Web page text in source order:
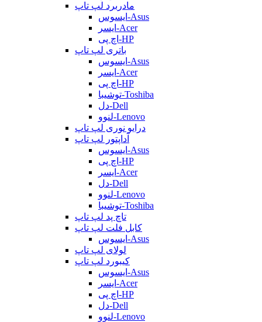
مادربرد لپ تاپ
ایسوس-Asus
ایسر-Acer
اچ پی-HP
باتری لپ تاپ
ایسوس-Asus
ایسر-Acer
اچ پی-HP
توشیبا-Toshiba
دل-Dell
لنوو-Lenovo
درایو نوری لپ تاپ
آداپتور لپ تاپ
ایسوس-Asus
اچ پی-HP
ایسر-Acer
دل-Dell
لنوو-Lenovo
توشیبا-Toshiba
تاچ پد لپ تاپ
کابل فلت لپ تاپ
ایسوس-Asus
لولای لپ تاپ
کیبورد لپ تاپ
ایسوس-Asus
ایسر-Acer
اچ پی-HP
دل-Dell
لنوو-Lenovo